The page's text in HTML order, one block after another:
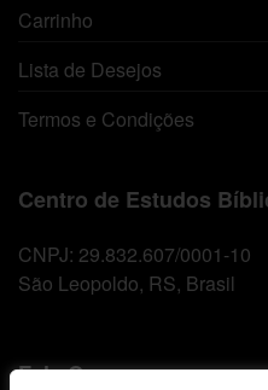
Carrinho
Lista de Desejos
Termos e Condições
Centro de Estudos
CNPJ: 29.832.607/0001-10
São Leopoldo, RS, Brasil
Fale Conosco